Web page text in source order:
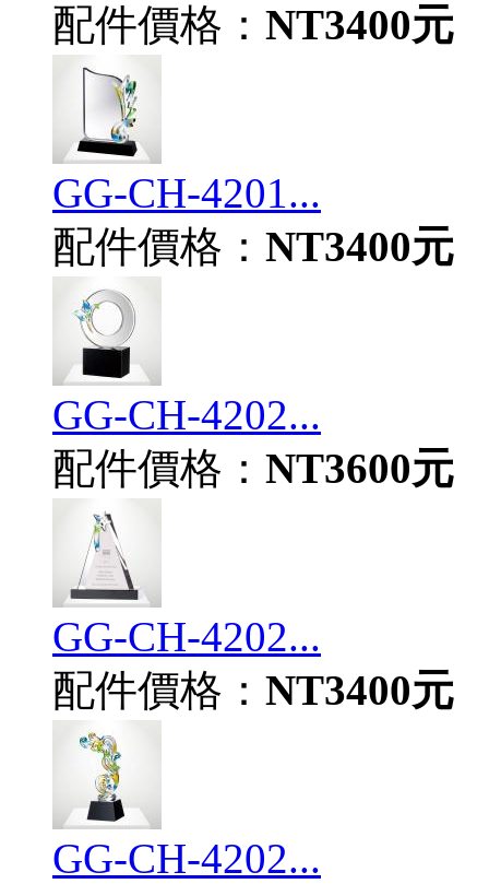
配件價格： NT3400元
GG-CH-4201...
配件價格： NT3400元
GG-CH-4202...
配件價格： NT3600元
GG-CH-4202...
配件價格： NT3400元
GG-CH-4202...